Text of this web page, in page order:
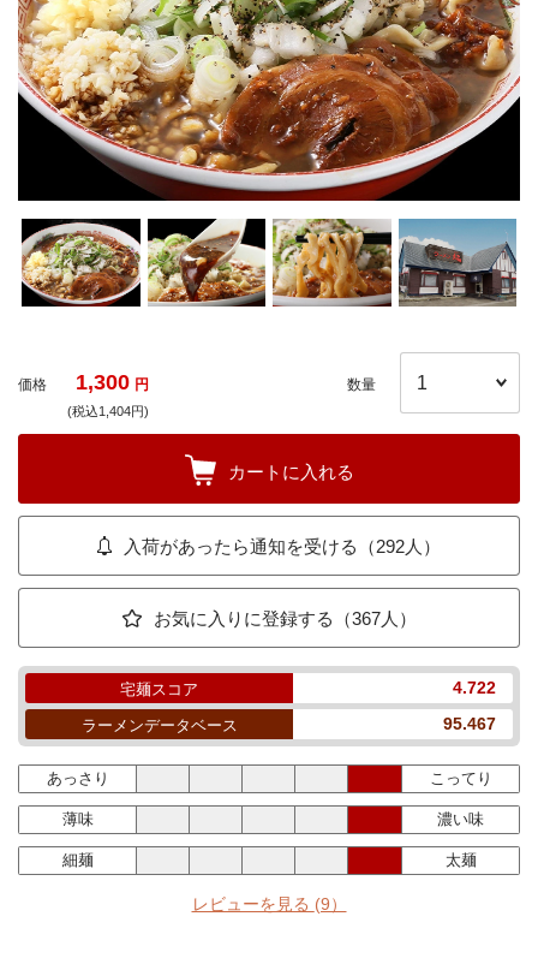
価格 1,300 円
(税込1,404円)
数量
カートに入れる
入荷があったら通知を受ける（292人）
お気に入りに登録する（367人）
宅麺スコア 4.722
ラーメンデータベース 95.467
あっさり こってり
薄味 濃い味
細麺 太麺
レビューを見る (9）